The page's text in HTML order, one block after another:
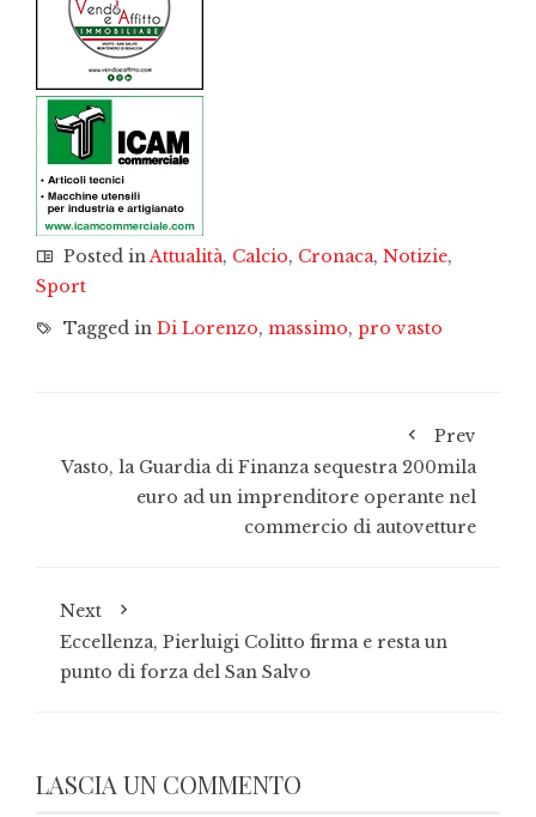
Posted inAttualità, Calcio, Cronaca, Notizie,
Sport
Tagged in Di Lorenzo, massimo, pro vasto
Prev
Vasto, la Guardia di Finanza sequestra 200mila
euro ad un imprenditore operante nel
commercio di autovetture
Next
Eccellenza, Pierluigi Colitto firma e resta un
punto di forza del San Salvo
LASCIA UN COMMENTO